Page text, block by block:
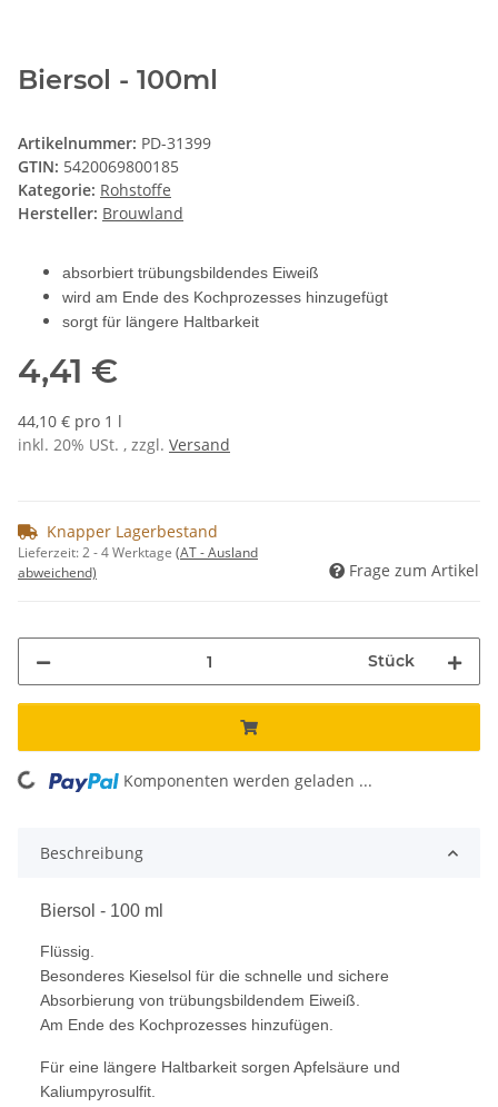
Biersol - 100ml
Artikelnummer: PD-31399
GTIN: 5420069800185
Kategorie: Rohstoffe
Hersteller: Brouwland
absorbiert trübungsbildendes Eiweiß
wird am Ende des Kochprozesses hinzugefügt
sorgt für längere Haltbarkeit
4,41 €
44,10 € pro 1 l
inkl. 20% USt. , zzgl. Versand
Knapper Lagerbestand
Lieferzeit:2 - 4 Werktage (AT - Ausland
abweichend)
Frage zum Artikel
Stück
Loading... Komponenten werden geladen ...
Beschreibung
Biersol - 100 ml
Flüssig.
Besonderes Kieselsol für die schnelle und sichere
Absorbierung von trübungsbildendem Eiweiß.
Am Ende des Kochprozesses hinzufügen.
Für eine längere Haltbarkeit sorgen Apfelsäure und
Kaliumpyrosulfit.